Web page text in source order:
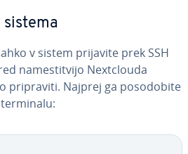
v sistem prijavite prek SSH
na­me­sti­tvi­jo Ne­xt­clo­u­da
pri­pra­vi­ti. Najprej ga po­so­do­bi­te